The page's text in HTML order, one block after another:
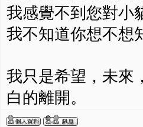
我感覺不到您對小
我不知道你想不想
我只是希望，未來
白的離開。